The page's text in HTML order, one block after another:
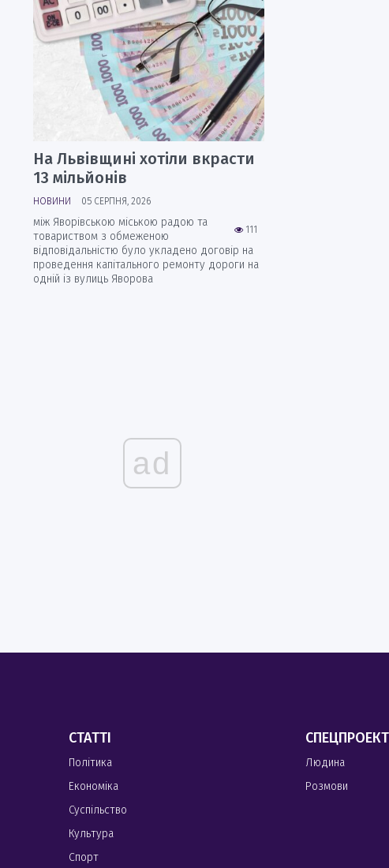
На Львівщині хотіли вкрасти
13 мільйонів
НОВИНИ 05 СЕРПНЯ, 2026
111
між Яворівською міською радою та
товариством з обмеженою
відповідальністю було укладено договір на
проведення капітального ремонту дороги на
одній із вулиць Яворова
ad
СТАТТІ
Політика
Економіка
Суспільство
Культура
Спорт
Людина
Розмови